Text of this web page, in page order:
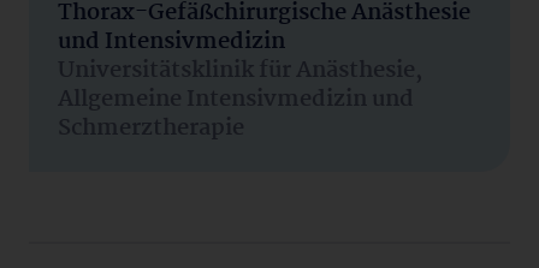
Thorax-Gefäßchirurgische Anästhesie
und Intensivmedizin
Universitätsklinik für Anästhesie,
Allgemeine Intensivmedizin und
Schmerztherapie